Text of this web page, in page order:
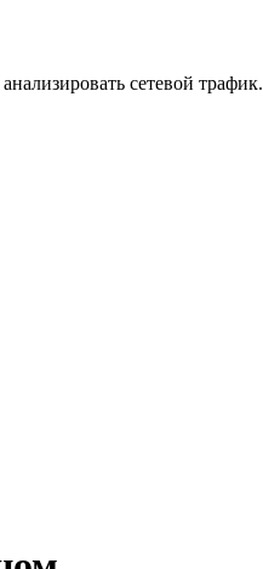
сетевой трафик.